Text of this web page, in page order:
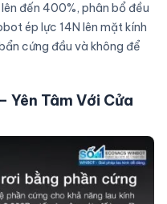
đến 400%, phân bổ đều
ép lực 14N lên mặt kính
cứng đầu và không để
Yên Tâm Với Cửa